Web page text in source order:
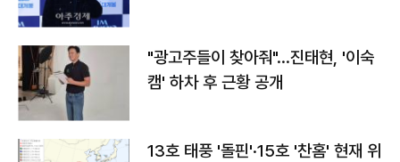
"광고주들이 찾아줘"…진태현, '이숙
캠' 하차 후 근황 공개
13호 태풍 '돌핀'·15호 '찬홈' 현재 위